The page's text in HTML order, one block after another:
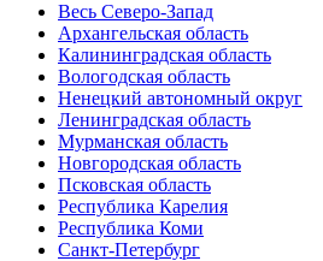
Весь Северо-Запад
Архангельская область
Калининградская область
Вологодская область
Ненецкий автономный округ
Ленинградская область
Мурманская область
Новгородская область
Псковская область
Республика Карелия
Республика Коми
Санкт-Петербург